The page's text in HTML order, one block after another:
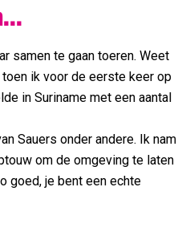
samen te gaan toeren. Weet
ik voor de eerste keer op
in Suriname met een aantal
Sauers onder andere. Ik nam
om de omgeving te laten
goed, je bent een echte